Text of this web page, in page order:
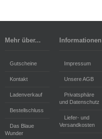
Mehr über...
Gutscheine
Kontakt
Ladenverkauf
Bestellschluss
Das Blaue
Wunder
Informationen
Impressum
Unsere AGB
Privatsphäre
und Datenschutz
Liefer- und
Versandkosten